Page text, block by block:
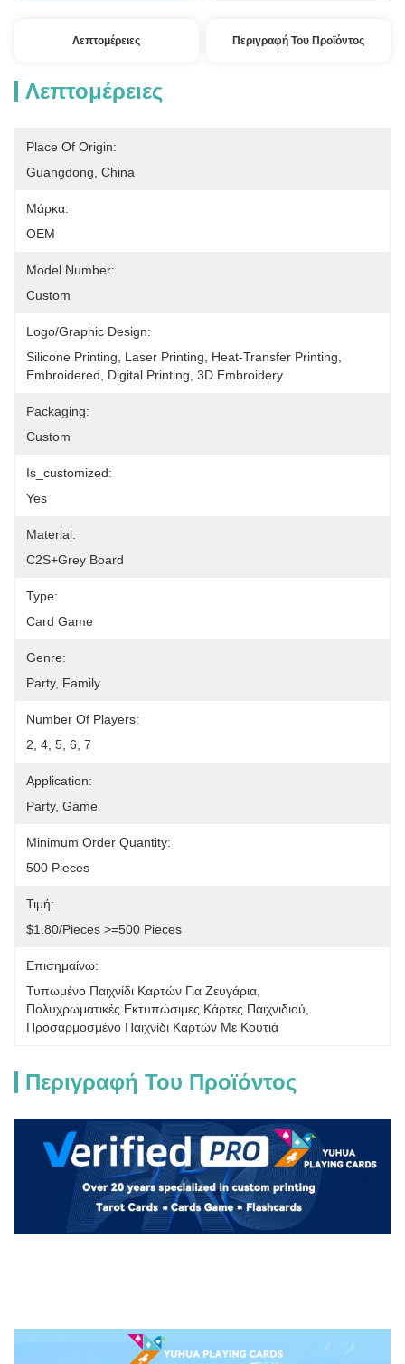
Λεπτομέρειες Περιγραφή Του Προϊόντος
Λεπτομέρειες
Place Of Origin:
Guangdong, China
Μάρκα:
OEM
Model Number:
Custom
Logo/graphic Design:
Silicone Printing, Laser Printing, Heat-Transfer Printing,
Embroidered, Digital Printing, 3D Embroidery
Packaging:
Custom
Is_customized:
Yes
Material:
C2S+grey Board
Type:
Card Game
Genre:
Party, Family
Number Of Players:
2, 4, 5, 6, 7
Application:
Party, Game
Minimum Order Quantity:
500 Pieces
Τιμή:
$1.80/pieces >=500 Pieces
Επισημαίνω:
Τυπωμένο Παιχνίδι Καρτών Για Ζευγάρια
Πολυχρωματικές Εκτυπώσιμες Κάρτες Παιχνιδιού
Προσαρμοσμένο Παιχνίδι Καρτών Με Κουτιά
Περιγραφή Του Προϊόντος